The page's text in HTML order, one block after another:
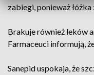
zabiegi, ponieważ
Brakuje również leków
Farmaceuci informują,
Sanepid uspokaja, że